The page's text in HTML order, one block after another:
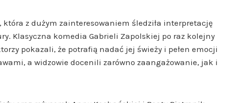
z dużym zainteresowaniem śledziła interpretację
Klasyczna komedia Gabrieli Zapolskiej po raz kolejny
pokazali, że potrafią nadać jej świeży i pełen emocji
a widzowie docenili zarówno zaangażowanie, jak i